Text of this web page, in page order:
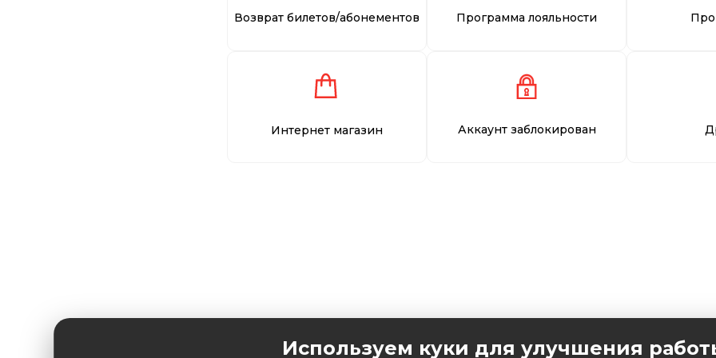
Возврат билетов/абонементов Программа лояльности
Интернет магазин Аккаунт заблокирован
Используем куки для улучшения